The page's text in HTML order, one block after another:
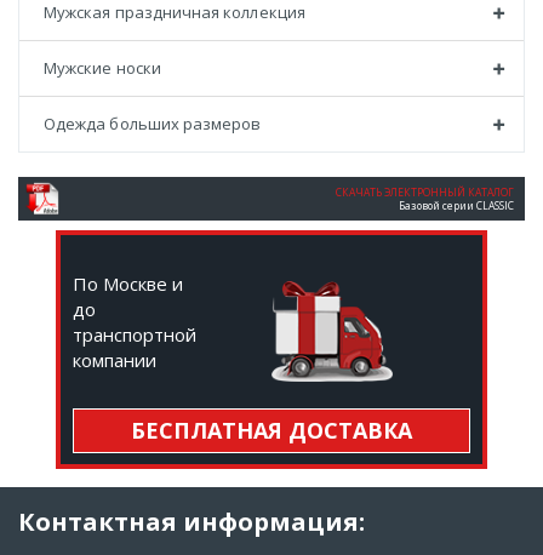
Мужская праздничная коллекция
Мужские носки
Одежда больших размеров
СКАЧАТЬ ЭЛЕКТРОННЫЙ КАТАЛОГ
Базовой серии CLASSIC
По Москве и
до
транспортной
компании
БЕСПЛАТНАЯ ДОСТАВКА
Контактная информация: